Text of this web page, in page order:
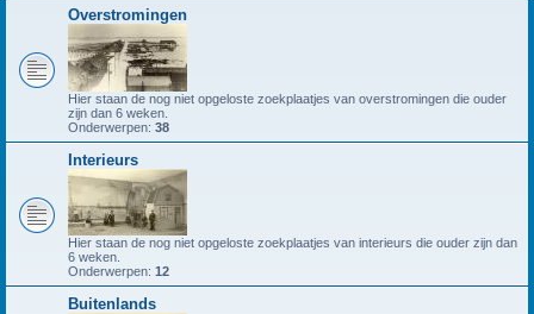
Overstromingen
Hier staan de nog niet opgeloste zoekplaatjes van overstromingen die ouder
zijn dan 6 weken.
Onderwerpen: 38
Interieurs
Hier staan de nog niet opgeloste zoekplaatjes van interieurs die ouder zijn dan
6 weken.
Onderwerpen: 12
Buitenlands